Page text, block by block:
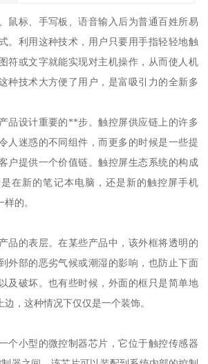
鼠标、手写板、语音输入后为普通百姓所易
。利用这种技术，用户只要用手指轻轻地触
符或文字就能实现对主机操作，从而使人机
种技术大方便了用户，是富吸引力的全新多
品设计重要的**步。触控屏供应链上的许多
人迷惑的不同组件，而更多的时候是一些提
户提供一个价值链。触控屏生态系统的构成
在新的笔记本电脑，还是新的触控屏手机
的。
品的表层。在某些产品中，该外框将透明的
外部的恶劣气候或潮湿的影响，也防止下面
及破坏。也有些时候，外面的框只是简单地
，这种情况下仅仅是一个装饰。
个小型的微控制器芯片，它位于触控传感器